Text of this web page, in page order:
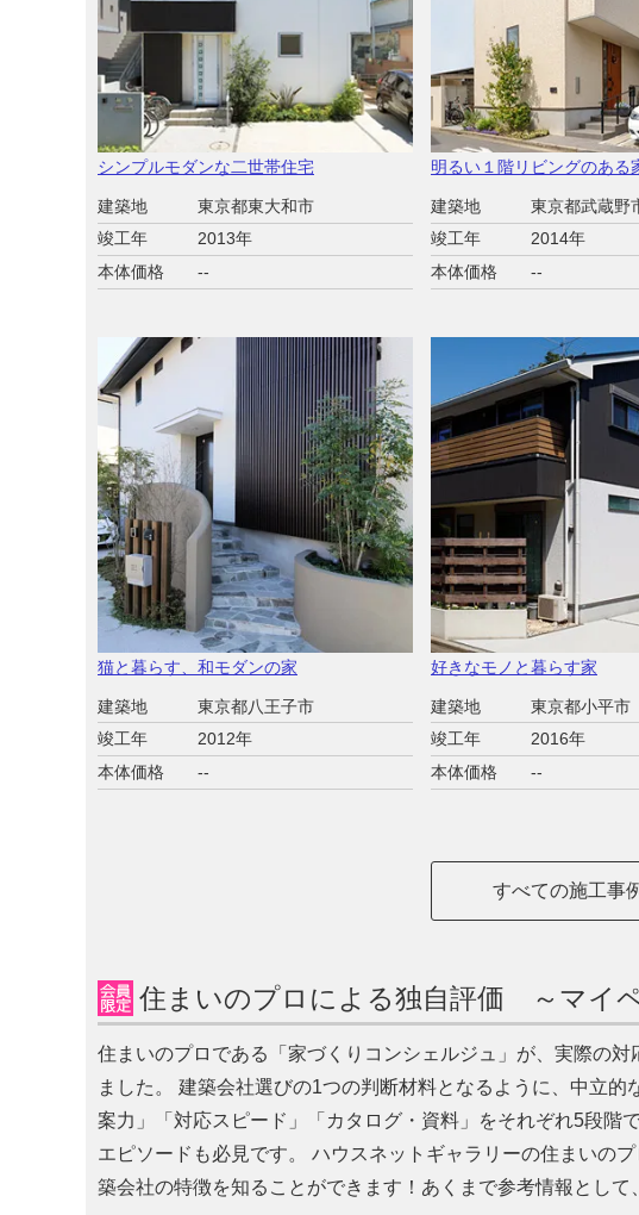
シンプルモダンな二世帯住宅
建築地
東京都東大和市
竣工年
2013年
本体価格
--
明るい１階リビングのある
建築地
東京都武蔵野
竣工年
2014年
本体価格
--
猫と暮らす、和モダンの家
建築地
東京都八王子市
竣工年
2012年
本体価格
--
好きなモノと暮らす家
建築地
東京都小平市
竣工年
2016年
本体価格
--
すべての施工事
住まいのプロによる独自評価 ～マイ
住まいのプロである「家づくりコンシェルジュ」が、実際の
ました。 建築会社選びの1つの判断材料となるように、中立
案力」「対応スピード」「カタログ・資料」をそれぞれ5段階
エピソードも必見です。 ハウスネットギャラリーの住まいの
築会社の特徴を知ることができます！あくまで参考情報として